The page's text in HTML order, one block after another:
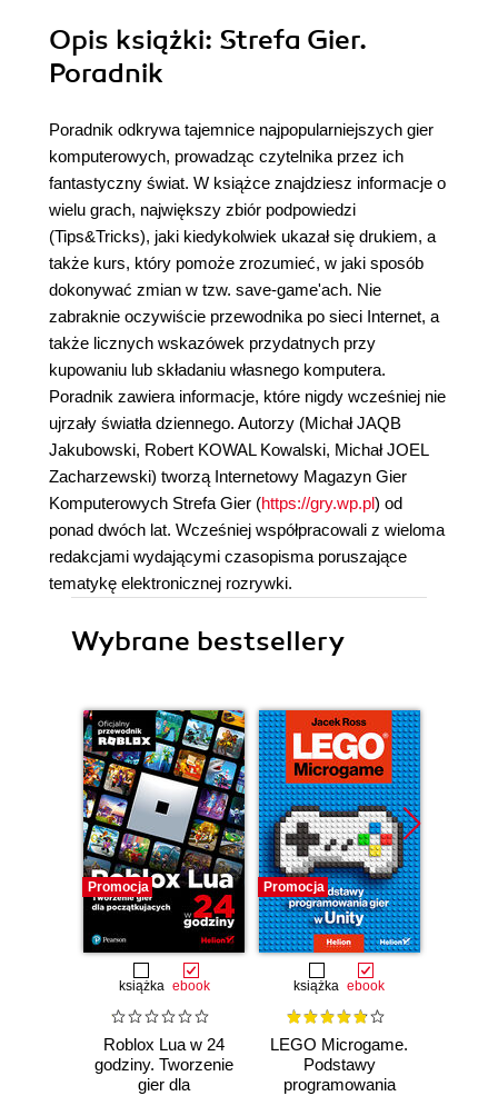
Opis książki: Strefa Gier.
Poradnik
Poradnik odkrywa tajemnice najpopularniejszych gier
komputerowych, prowadząc czytelnika przez ich
fantastyczny świat. W książce znajdziesz informacje o
wielu grach, największy zbiór podpowiedzi
(Tips&Tricks), jaki kiedykolwiek ukazał się drukiem, a
także kurs, który pomoże zrozumieć, w jaki sposób
dokonywać zmian w tzw. save-game'ach. Nie
zabraknie oczywiście przewodnika po sieci Internet, a
także licznych wskazówek przydatnych przy
kupowaniu lub składaniu własnego komputera.
Poradnik zawiera informacje, które nigdy wcześniej nie
ujrzały światła dziennego. Autorzy (Michał JAQB
Jakubowski, Robert KOWAL Kowalski, Michał JOEL
Zacharzewski) tworzą Internetowy Magazyn Gier
Komputerowych Strefa Gier (https://gry.wp.pl) od
ponad dwóch lat. Wcześniej współpracowali z wieloma
redakcjami wydającymi czasopisma poruszające
tematykę elektronicznej rozrywki.
Wybrane bestsellery
Promocja
książka ebook
Roblox Lua w 24
godziny. Tworzenie
gier dla
Promocja
książka ebook
LEGO Microgame.
Podstawy
programowania